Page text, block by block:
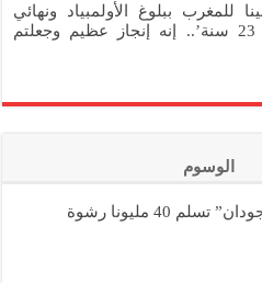
للمغرب ببلوغ الأولمبياد ونهائي
‘كان أقل من 23 سنة’.. إنه إنجاز عظيم وجعلتم
الوسوم